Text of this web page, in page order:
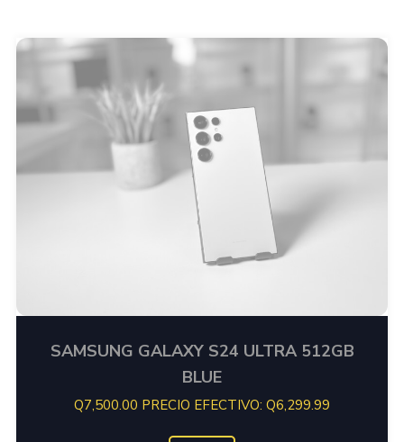
SAMSUNG GALAXY S24 ULTRA 512GB
BLUE
Q7,500.00 PRECIO EFECTIVO: Q6,299.99